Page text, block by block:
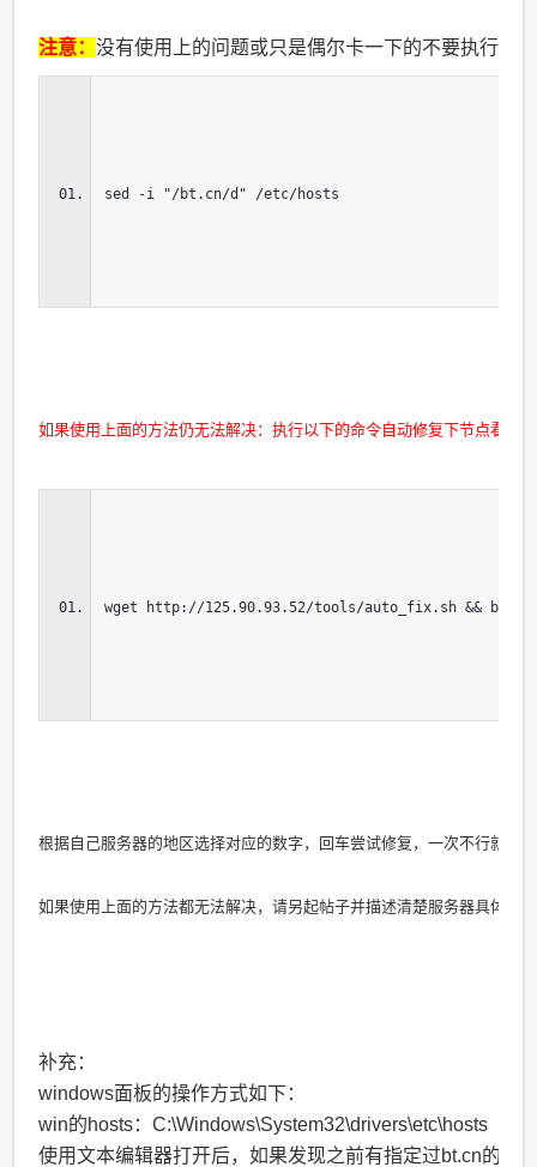
注意：
sed -i "/bt.cn/d" /etc/hosts
如果使用上面的方法仍无法解决：执行以下的命令自动修复下节点看看
wget http://125.90.93.52/tools/auto_fix.sh && bash
根据自己服务器的地区选择对应的数字，回车尝试修复，一次不行就多
如果使用上面的方法都无法解决，请另起帖子并描述清楚服务器具体的
补充：
windows面板的操作方式如下：
win的hosts：C:\Windows\System32\drivers\etc\hosts
使用文本编辑器打开后，如果发现之前有指定过bt.cn的